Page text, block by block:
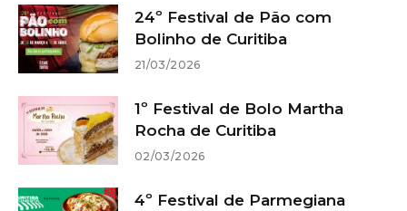
24º Festival de Pão com
Bolinho de Curitiba
21/03/2026
1º Festival de Bolo Martha
Rocha de Curitiba
02/03/2026
4º Festival de Parmegiana